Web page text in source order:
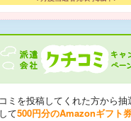
ミを投稿してくれた方から抽
て500円分のAmazonギフト